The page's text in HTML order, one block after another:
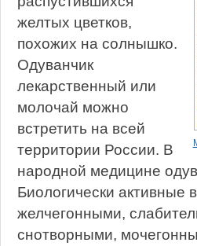
желтых цветков,
похожих на солнышко.
Одуванчик
лекарственный или
молочай можно
встретить на всей
территории России. В
народной медицине
Биологически активные
желчегонными,
снотворными,